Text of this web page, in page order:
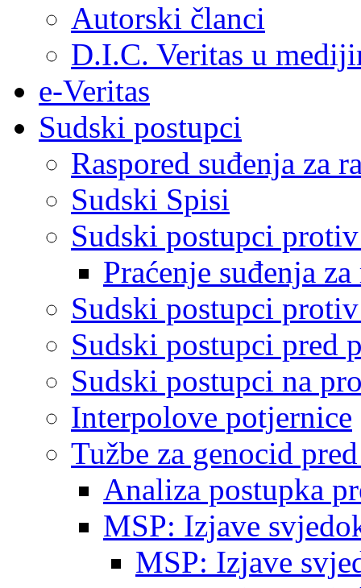
Autorski članci
D.I.C. Veritas u
e-Veritas
Sudski postupci
Raspored suđenja za
Sudski Spisi
Sudski postupci
Praćenje suđenja
Sudski postupci
Sudski postupci pred
Sudski postupci na
Interpolove potjernice
Tužbe za genocid
Analiza postupka
MSP: Izjave
MSP: Izjave